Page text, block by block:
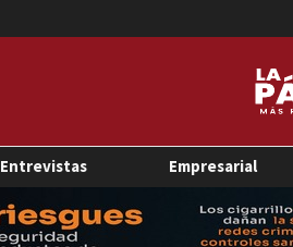
Entrevistas Empresarial